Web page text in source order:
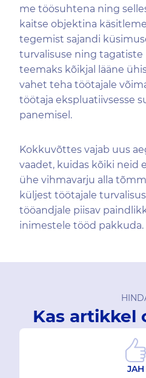
me töösuhtena ning
kaitse objektina
tegemist sajandi
turvalisuse ning
teemaks kõikjal lääne
vahet teha töötajale
töötaja ekspluatiivsesse
panemisel.
Kokkuvõttes vajab uus
vaadet, kuidas kõiki neid
ühe vihmavarju alla
küljest töötajale
tööandjale piisav
inimestele tööd pakkuda.
Kas artikkel
JAH